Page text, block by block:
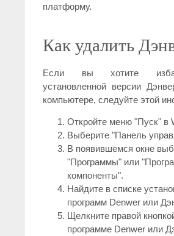
платформу.
Как удалить
Если вы хотите
установленной версии
компьютере, следуйте этой
Откройте меню "Пуск" в
Выберите "Панель
В появившемся окне
"Программы" или
компоненты".
Найдите в списке
программ Denwer или
Щелкните правой
программе Denwer или